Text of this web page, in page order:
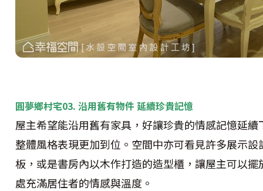
圓夢鄉村宅03. 沿用舊有物件 延續珍貴記憶
屋主希望能沿用舊有家具，好讓珍貴的情感記憶延
整體風格表現更加到位。空間中亦可看見許多展示
板，或是書房內以木作打造的造型櫃，讓屋主可以
處充滿居住者的情感與溫度。